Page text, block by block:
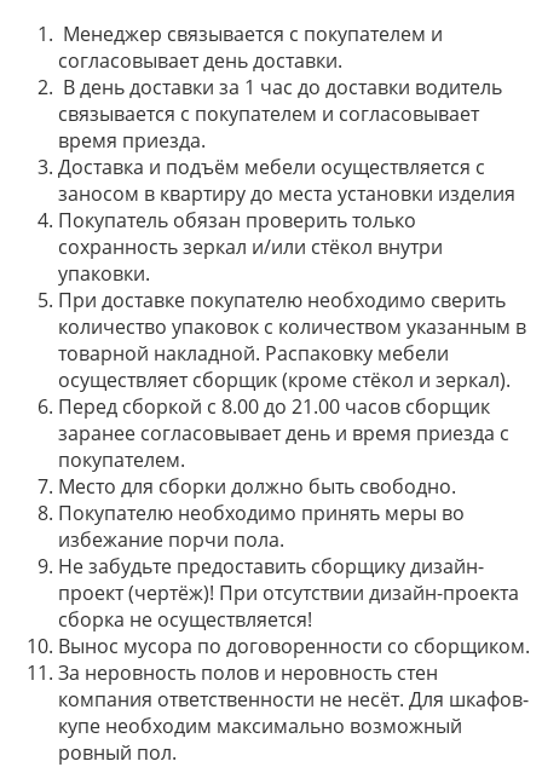
Менеджер связывается с покупателем и
согласовывает день доставки.
В день доставки за 1 час до доставки водитель
связывается с покупателем и согласовывает
время приезда.
Доставка и подъём мебели осуществляется с
заносом в квартиру до места установки изделия
Покупатель обязан проверить только
сохранность зеркал и/или стёкол внутри
упаковки.
При доставке покупателю необходимо сверить
количество упаковок с количеством указанным в
товарной накладной. Распаковку мебели
осуществляет сборщик (кроме стёкол и зеркал).
Перед сборкой с 8.00 до 21.00 часов сборщик
заранее согласовывает день и время приезда с
покупателем.
Место для сборки должно быть свободно.
Покупателю необходимо принять меры во
избежание порчи пола.
Не забудьте предоставить сборщику дизайн-
проект (чертёж)! При отсутствии дизайн-проекта
сборка не осуществляется!
Вынос мусора по договоренности со сборщиком.
За неровность полов и неровность стен
компания ответственности не несёт. Для шкафов-
купе необходим максимально возможный
ровный пол.